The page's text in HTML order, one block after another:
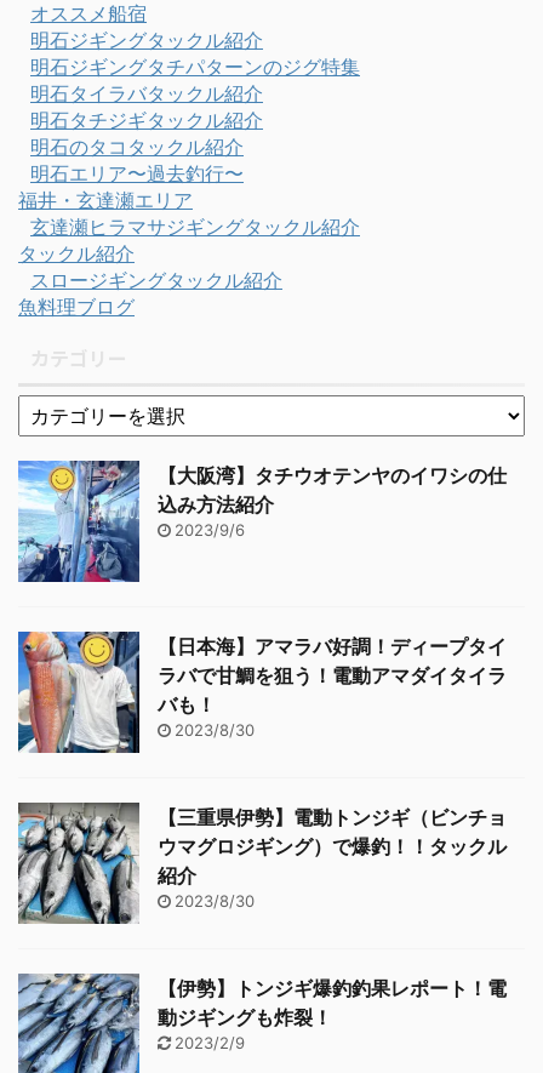
オススメ船宿
明石ジギングタックル紹介
明石ジギングタチパターンのジグ特集
明石タイラバタックル紹介
明石タチジギタックル紹介
明石のタコタックル紹介
明石エリア〜過去釣行〜
福井・玄達瀬エリア
玄達瀬ヒラマサジギングタックル紹介
タックル紹介
スロージギングタックル紹介
魚料理ブログ
【大阪湾】タチウオテンヤのイワシの仕
込み方法紹介
2023/9/6
【日本海】アマラバ好調！ディープタイ
ラバで甘鯛を狙う！電動アマダイタイラ
バも！
2023/8/30
【三重県伊勢】電動トンジギ（ビンチョ
ウマグロジギング）で爆釣！！タックル
紹介
2023/8/30
【伊勢】トンジギ爆釣釣果レポート！電
動ジギングも炸裂！
2023/2/9